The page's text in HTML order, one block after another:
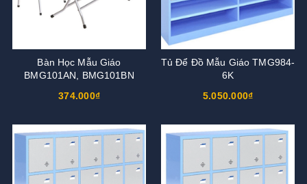
Bàn Học Mẫu Giáo
BMG101AN, BMG101BN
374.000₫
Tủ Để Đồ Mẫu Giáo TMG984-
6K
5.050.000₫